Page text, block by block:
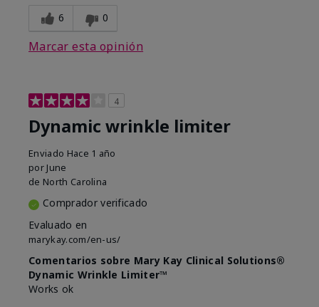
6 0
Marcar esta opinión
4
Dynamic wrinkle limiter
Enviado Hace 1 año
por June
de North Carolina
Comprador verificado
Evaluado en
marykay.com/en-us/
Comentarios sobre Mary Kay Clinical Solutions®
Dynamic Wrinkle Limiter™
Works ok